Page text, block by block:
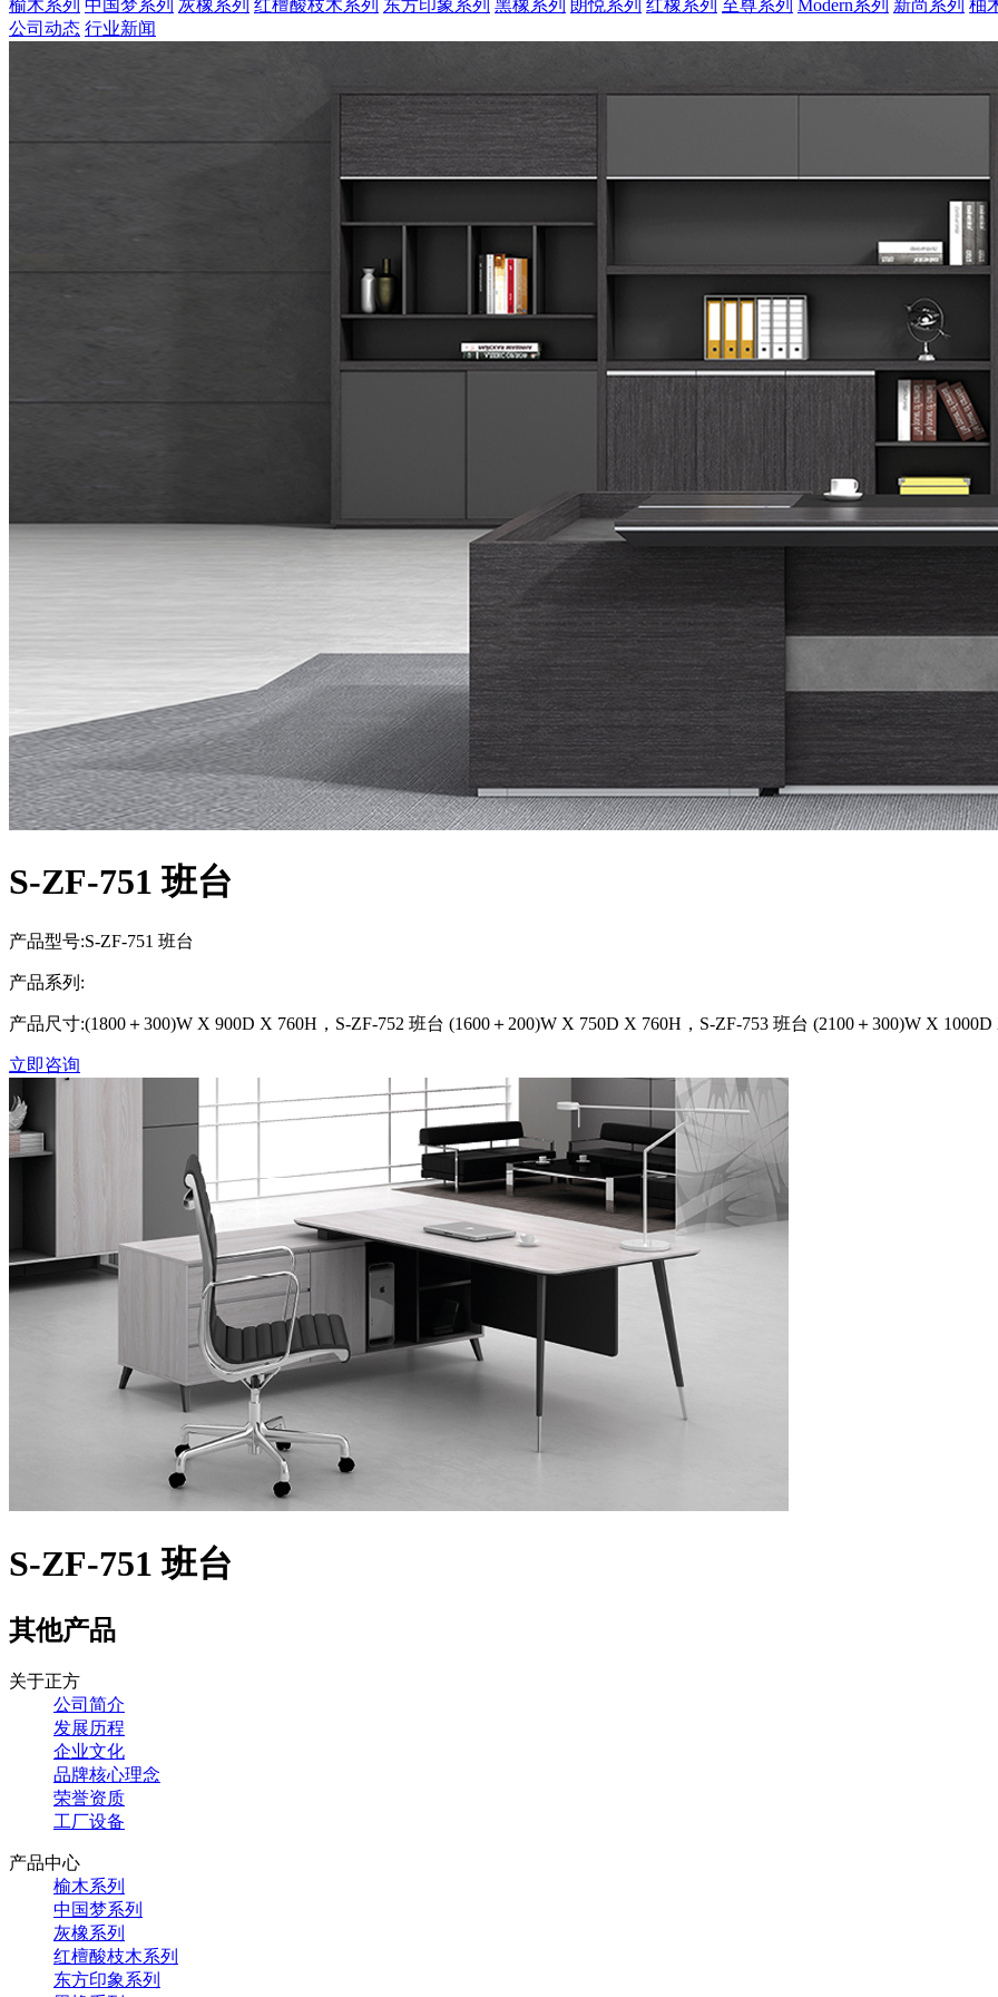
榆木系列 中国梦系列 灰橡系列 红檀酸枝木系列 东方印象系列 黑橡系列 朗悦系列 红橡系列 至尊系列 Modern系列 新尚系列 柚
公司动态 行业新闻
S-ZF-751 班台
产品型号:S-ZF-751 班台
产品系列:
产品尺寸:(1800＋300)W X 900D X 760H，S-ZF-752 班台 (1600＋200)W X 750D X 760H，S-ZF-753 班台 (2100＋300)W X
立即咨询
S-ZF-751 班台
其他产品
关于正方
公司简介
发展历程
企业文化
品牌核心理念
荣誉资质
工厂设备
产品中心
榆木系列
中国梦系列
灰橡系列
红檀酸枝木系列
东方印象系列